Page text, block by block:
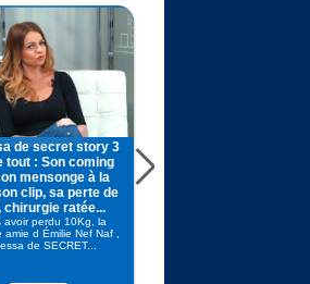
de secret story 3
tout : Son coming
mensonge à la
clip, sa perte de
chirurgie ratée...
avoir perdu 10Kg, la
amie d Émilie Nef Naf ,
de SECRET...
3e saison de secret story sur